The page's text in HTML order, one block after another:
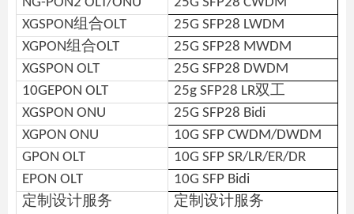
XGSPON组合OLT
25G SFP28 LWDM
XGPON组合OLT
25G SFP28 MWDM
XGSPON OLT
25G SFP28 DWDM
10GEPON OLT
25g SFP28 LR双工
XGSPON ONU
25G SFP28 Bidi
XGPON ONU
10G SFP CWDM/DWDM
GPON OLT
10G SFP SR/LR/ER/DR
EPON OLT
10G SFP Bidi
定制设计服务
定制设计服务